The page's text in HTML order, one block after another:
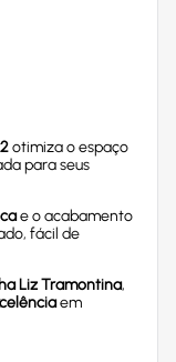
otimiza o espaço
para seus
e o acabamento
fácil de
Liz Tramontina,
em